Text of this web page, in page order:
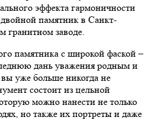
эффекта гармоничности
двойной памятник в Санкт-
гранитном заводе.
памятника с широкой фаской –
дань уважения родным и
уже больше никогда не
состоит из цельной
можно нанести не только
но также их портреты и даже